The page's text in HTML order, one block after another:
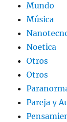
Mundo
Música
Noetica
Otros
Otros
Pareja y